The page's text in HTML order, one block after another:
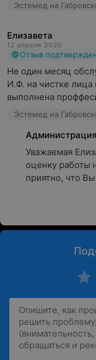
Эстемед на
Елизавета
12 апреля 2020
Отзыв
Не один месяц
И.Ф. на чистке лица
выполнена
Эстемед на
Администрация
Уважаемая
оценку работы
приятно, что